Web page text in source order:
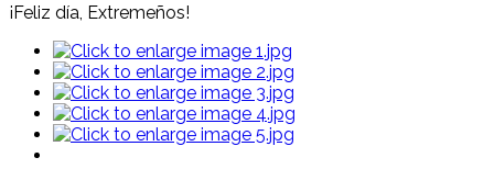
¡Feliz día, Extremeños!